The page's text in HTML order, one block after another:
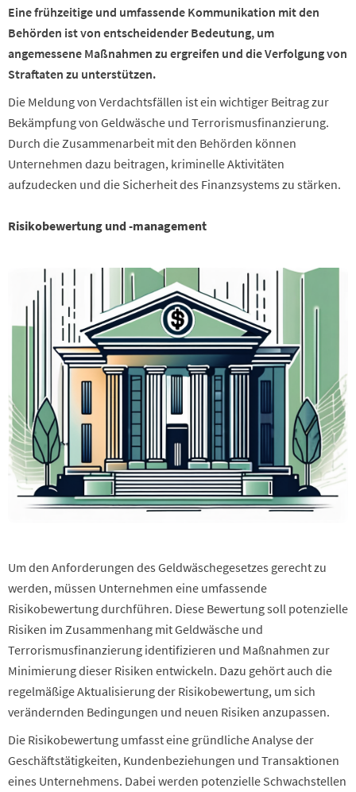
Eine frühzeitige und umfassende Kommunikation mit den
Behörden ist von entscheidender Bedeutung, um
angemessene Maßnahmen zu ergreifen und die Verfolgung von
Straftaten zu unterstützen.
Die Meldung von Verdachtsfällen ist ein wichtiger Beitrag zur
Bekämpfung von Geldwäsche und Terrorismusfinanzierung.
Durch die Zusammenarbeit mit den Behörden können
Unternehmen dazu beitragen, kriminelle Aktivitäten
aufzudecken und die Sicherheit des Finanzsystems zu stärken.
Risikobewertung und -management
Um den Anforderungen des Geldwäschegesetzes gerecht zu
werden, müssen Unternehmen eine umfassende
Risikobewertung durchführen. Diese Bewertung soll potenzielle
Risiken im Zusammenhang mit Geldwäsche und
Terrorismusfinanzierung identifizieren und Maßnahmen zur
Minimierung dieser Risiken entwickeln. Dazu gehört auch die
regelmäßige Aktualisierung der Risikobewertung, um sich
verändernden Bedingungen und neuen Risiken anzupassen.
Die Risikobewertung umfasst eine gründliche Analyse der
Geschäftstätigkeiten, Kundenbeziehungen und Transaktionen
eines Unternehmens. Dabei werden potenzielle Schwachstellen